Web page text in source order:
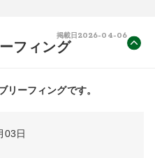
掲載日 2026-04-06
フィング
03日